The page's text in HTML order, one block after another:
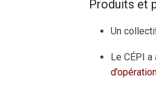
Produits et
Un
Le CÉPI